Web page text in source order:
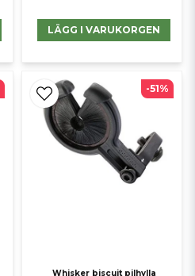
LÄGG I VARUKORGEN
Whisker biscuit pilhylla
-51%